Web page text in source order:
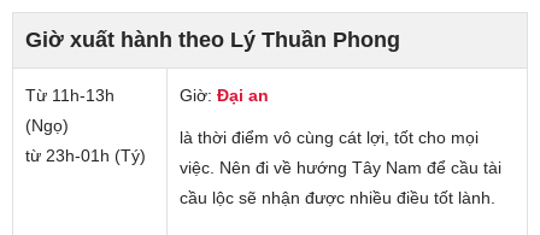
Giờ xuất hành theo Lý Thuần Phong
Từ 11h-13h
(Ngọ)
từ 23h-01h (Tý)
Giờ: Đại an
là thời điểm vô cùng cát lợi, tốt cho mọi
việc. Nên đi về hướng Tây Nam để cầu tài
cầu lộc sẽ nhận được nhiều điều tốt lành.